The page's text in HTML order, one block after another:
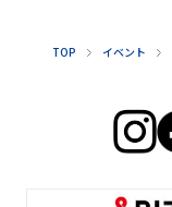
TOP イベント